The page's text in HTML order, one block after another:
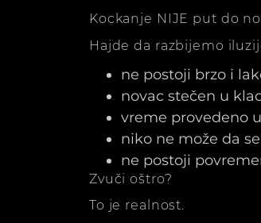
Kockanje NIJE put do
Hajde da razbijemo
ne postoji brzo i
novac stečen u
vreme provedeno
niko ne može da
ne postoji
Zvuči oštro?
To je realnost.